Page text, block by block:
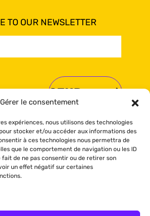
Gérer le consentement
expériences, nous utilisons des technologies
stocker et/ou accéder aux informations des
à ces technologies nous permettra de
que le comportement de navigation ou les ID
fait de ne pas consentir ou de retirer son
un effet négatif sur certaines
TO OUR NEWSLETTER
2024 All rights reserved.
-Privacy policy-Cookies
and Programming:Jolifish